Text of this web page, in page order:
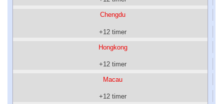
Chengdu
+12 timer
Hongkong
+12 timer
Macau
+12 timer